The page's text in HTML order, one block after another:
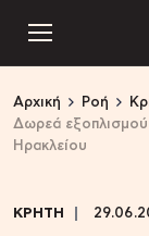
Αρχική Ροή
Δωρεά εξοπλισμού
Ηρακλείου
ΚΡΗΤΗ